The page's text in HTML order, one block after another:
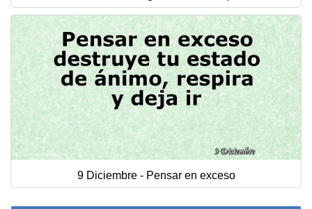
9 Diciembre - Pensar en exceso